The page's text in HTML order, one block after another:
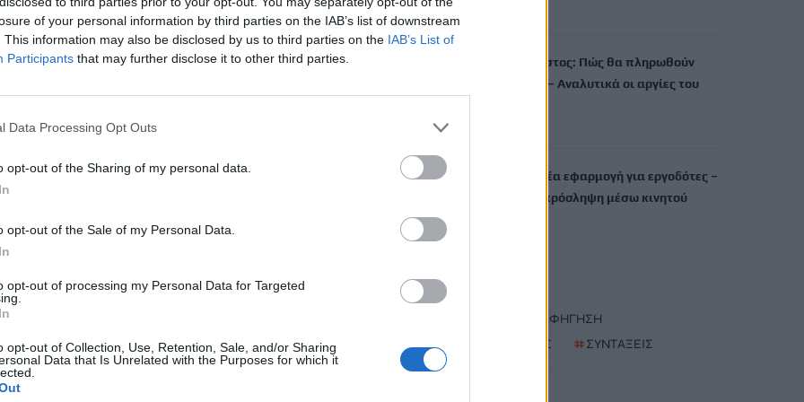
of your personal information by third parties on the IAB’s list of downstream
This information may also be disclosed by us to third parties on the IAB’s List of
Participants that may further disclose it to other third parties.
Data Processing Opt Outs
opt-out of the Sharing of my personal data.
opt-out of the Sale of my Personal Data.
opt-out of processing my Personal Data for Targeted
opt-out of Collection, Use, Retention, Sale, and/or Sharing
Data that Is Unrelated with the Purposes for which it
ΠΟΛΙΤΙΚΗ
Κικίλιας: Το βίντεο στο TikTok για την
ναυτικών
ευρώ…
Δεκαπενταύγουστος: Πώς θα πληρωθούν
όσοι εργαστούν – Αναλυτικά οι αργίες του
«Ergani app»: Νέα εφαρμογή για εργοδότες –
Πώς θα κάνετε πρόσληψη μέσω κινητού
ΘΕΑΤΡΙΚΗ ΑΦΗΓΗΣΗ
ΚΑΘΗΓΗΤΗΣ #ΣΥΝΤΑΞΕΙΣ